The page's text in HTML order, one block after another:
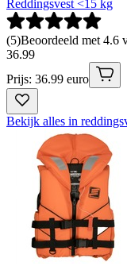
Reddingsvest <15 kg
(5)Beoordeeld met 4.6
36.99
Prijs: 36.99 euro
Bekijk alles in